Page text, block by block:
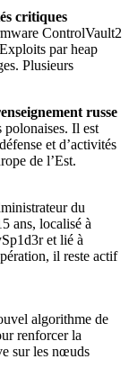
critiques
ControlVault2
par heap
Plusieurs
russe
polonaises. Il est
et d’activités
de l’Est.
du
ans, localisé à
et lié à
il reste actif
algorithme de
renforcer la
sur les nœuds